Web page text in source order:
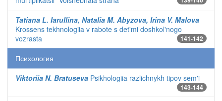
Tatiana L. Iarullina, Natalia M. Abyzova, Irina V. Malova
Krossens tekhnologiia v rabote s det'mi doshkol'nogo
vozrasta
141-142
Психология
Viktoriia N. Bratuseva Psikhologiia razlichnykh tipov sem'i
143-144